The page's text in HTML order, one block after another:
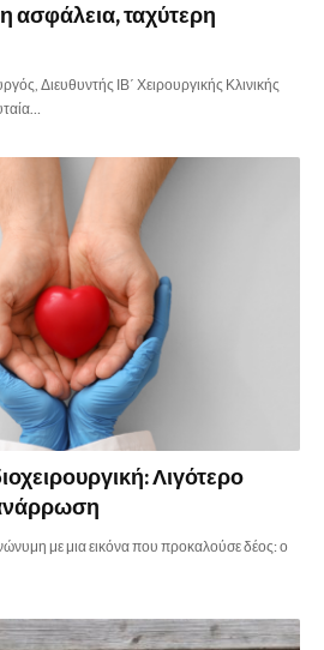
ασφάλεια, ταχύτερη
Διευθυντής ΙΒ΄ Χειρουργικής Κλινικής
Λιγότερο
με μια εικόνα που προκαλούσε δέος: ο